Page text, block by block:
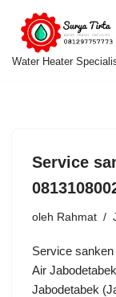
Lompat
ke
Water Heater
Service
oleh Rahmat
Service
Air
Jabodetabek